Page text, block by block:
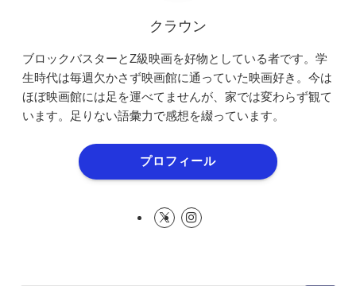
クラウン
ブロックバスターとZ級映画を好物としている者です。学
生時代は毎週欠かさず映画館に通っていた映画好き。今は
ほぼ映画館には足を運べてませんが、家では変わらず観て
います。足りない語彙力で感想を綴っています。
プロフィール